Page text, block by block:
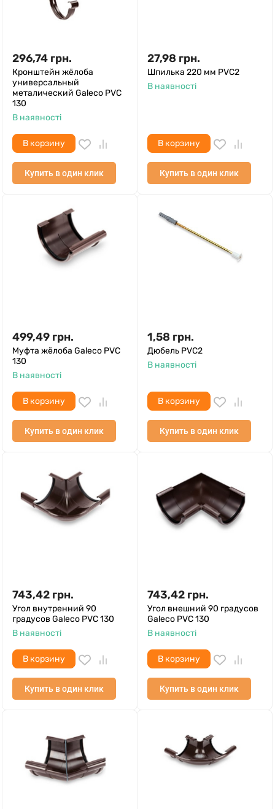
296,74 грн.
Кронштейн жёлоба
универсальный
металический Galeco PVC
130
В наявності
В корзину
Купить в один клик
27,98 грн.
Шпилька 220 мм PVC2
В наявності
В корзину
Купить в один клик
499,49 грн.
Муфта жёлоба Galeco PVC
130
В наявності
В корзину
Купить в один клик
1,58 грн.
Дюбель PVC2
В наявності
В корзину
Купить в один клик
743,42 грн.
Угол внутренний 90
градусов Galeco PVC 130
В наявності
В корзину
Купить в один клик
743,42 грн.
Угол внешний 90 градусов
Galeco PVC 130
В наявності
В корзину
Купить в один клик